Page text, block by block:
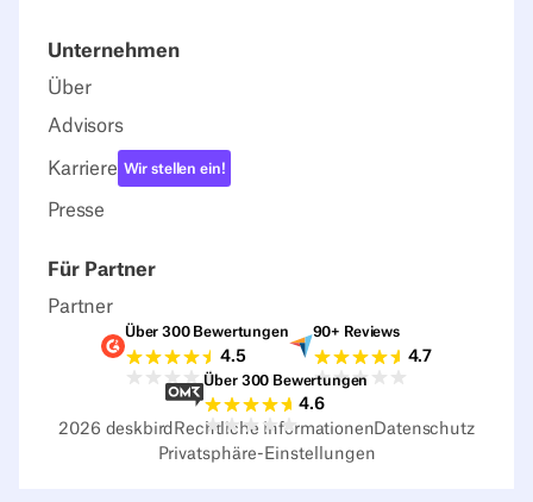
Unternehmen
Über
Advisors
Karriere Wir stellen ein!
Presse
Für Partner
Partner
G2-Bewertungen
Über 300 Bewertungen
4.5
Capterra-
90+ Reviews
4.7
Sourceforge-Bewertungen
Über 300 Bewertungen
4.6
2026 deskbird Rechtliche InformationenDatenschutz
Privatsphäre-Einstellungen